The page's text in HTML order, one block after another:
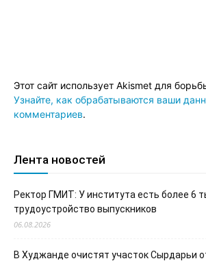
Этот сайт использует Akismet для
Узнайте, как обрабатываются ваши
комментариев.
Лента новостей
Ректор ГМИТ: У института есть более 6
трудоустройство выпускников
06.08.2026
В Худжанде очистят участок Сырдарьи